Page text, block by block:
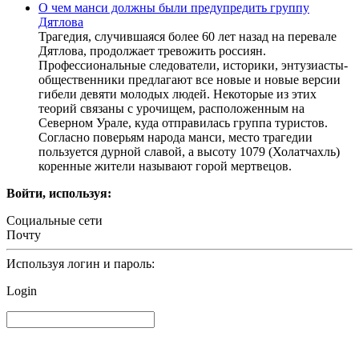
О чем манси должны были предупредить группу
Дятлова
Трагедия, случившаяся более 60 лет назад на перевале
Дятлова, продолжает тревожить россиян.
Профессиональные следователи, историки, энтузиасты-
общественники предлагают все новые и новые версии
гибели девяти молодых людей. Некоторые из этих
теорий связаны с урочищем, расположенным на
Северном Урале, куда отправилась группа туристов.
Согласно поверьям народа манси, место трагедии
пользуется дурной славой, а высоту 1079 (Холатчахль)
коренные жители называют горой мертвецов.
Войти, используя:
Социальные сети
Почту
Используя логин и пароль:
Login